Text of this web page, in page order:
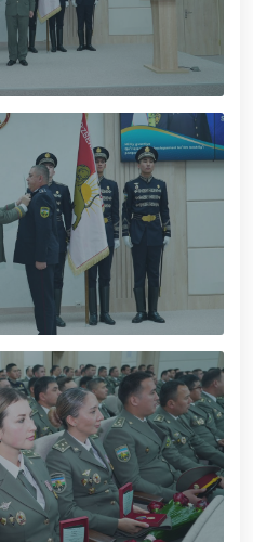
amalga oshirildi //
Amir Temur
munosabati bilan,
san'ati saroyida Milliy
bilan uchrashuv bo‘lib
toʻliq taʼminlandi
paradlar tashkil etildi //
ulugʻlashdir!” shiori
Askarlar kasb-hunar
// Qahramonlar xotirasi
Milliy gvardiya harbiy
oltin medalni qoʻlga
xizmatlari uchun»
// O‘zbekiston Qurolli
va robot texnologiyalari
// Andijon viloyatida
yoshlar bilan uchrashuvi
harbiy xizmatchilarga
// Milliy gvardiya
B.Tashmatov
ishlari davomida yoshlar
ochiq muloqot o‘tkazdi. //
sodir etishga moyil
tezkor tadbirlar